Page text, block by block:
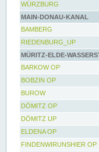
WÜRZBURG
MAIN-DONAU-KANAL
BAMBERG
RIEDENBURG_UP
MÜRITZ-ELDE-
BARKOW OP
BOBZIN OP
BUROW
DÖMITZ OP
DÖMITZ UP
ELDENA OP
FINDENWIRUNSHIER OP